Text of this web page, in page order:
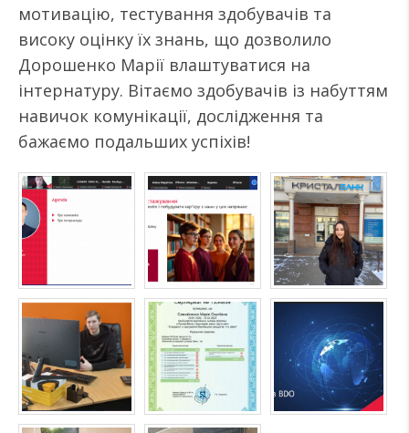
мотивацію, тестування здобувачів та
високу оцінку їх знань, що дозволило
Дорошенко Марії влаштуватися на
інтернатуру. Вітаємо здобувачів із набуттям
навичок комунікації, дослідження та
бажаємо подальших успіхів!